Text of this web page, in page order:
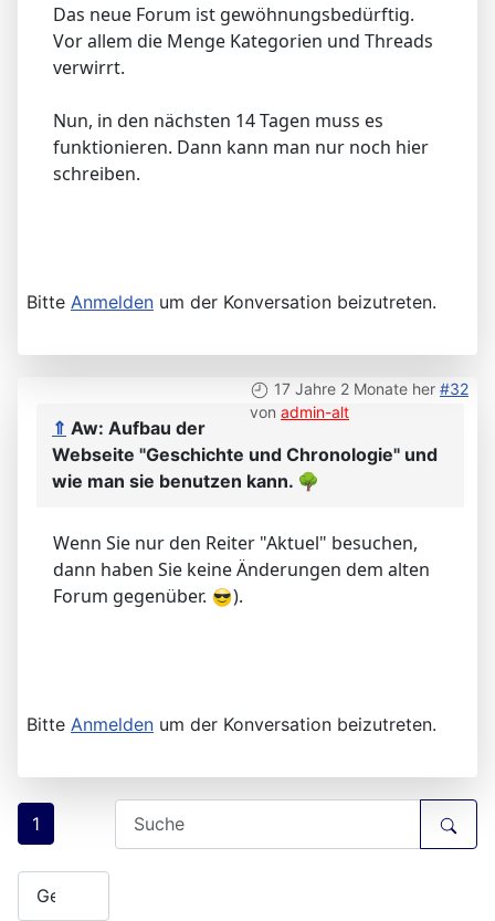
Das neue Forum ist gewöhnungsbedürftig.
Vor allem die Menge Kategorien und Threads
verwirrt.
Nun, in den nächsten 14 Tagen muss es
funktionieren. Dann kann man nur noch hier
schreiben.
Bitte Anmelden um der Konversation beizutreten.
17 Jahre 2 Monate her #32
von admin-alt
⇑ Aw: Aufbau der
Webseite "Geschichte und Chronologie" und
wie man sie benutzen kann. 🌳
Wenn Sie nur den Reiter "Aktuel" besuchen,
dann haben Sie keine Änderungen dem alten
Forum gegenüber.
).
Bitte Anmelden um der Konversation beizutreten.
1